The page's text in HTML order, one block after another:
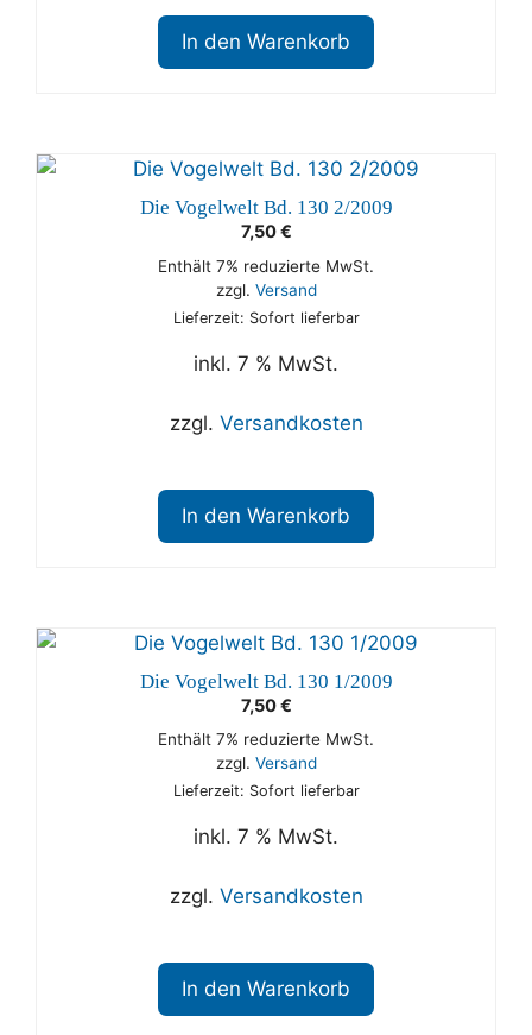
In den Warenkorb
Die Vogelwelt Bd. 130 2/2009
7,50€
Enthält 7% reduzierte MwSt.
zzgl. Versand
Lieferzeit: Sofort lieferbar
inkl. 7 % MwSt.
zzgl. Versandkosten
In den Warenkorb
Die Vogelwelt Bd. 130 1/2009
7,50€
Enthält 7% reduzierte MwSt.
zzgl. Versand
Lieferzeit: Sofort lieferbar
inkl. 7 % MwSt.
zzgl. Versandkosten
In den Warenkorb